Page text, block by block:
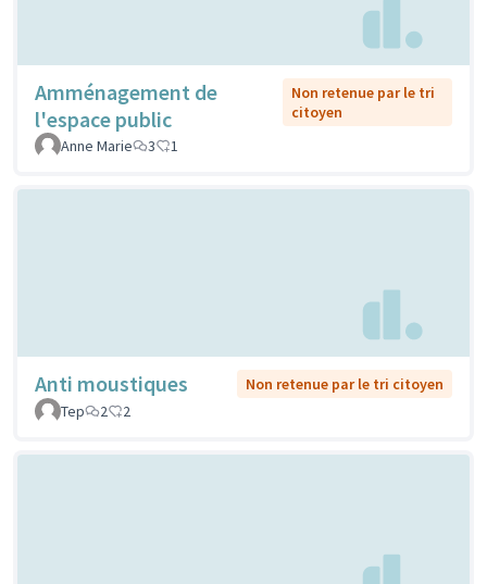
Amménagement de
l'espace public
Non retenue par le tri
citoyen
Anne Marie
3 1
Anti moustiques
Non retenue par le tri citoyen
Tep
2 2